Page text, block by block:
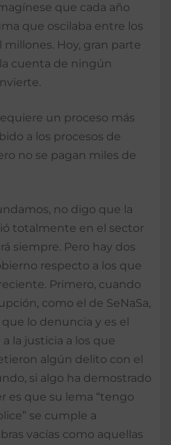
que cada año
que oscilaba entre los
Hoy, gran parte
cuenta de ningún
un proceso más
a los procesos de
no se pagan miles de
no digo que la
totalmente en el sector
siempre. Pero hay dos
respecto a los que
Primero, cuando
como el de SeNaSa,
lo denuncia y es el
la justicia a los que
algún delito con el
si algo ha demostrado
es que su lema “tengo
se cumple a
vacías como aquellas